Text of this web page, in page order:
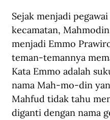
Sejak menjadi
kecamatan,
menjadi Emmo
teman-temannya
Kata Emmo adalah
nama Mah-mo-din
Mahfud tidak tahu
diganti dengan nama